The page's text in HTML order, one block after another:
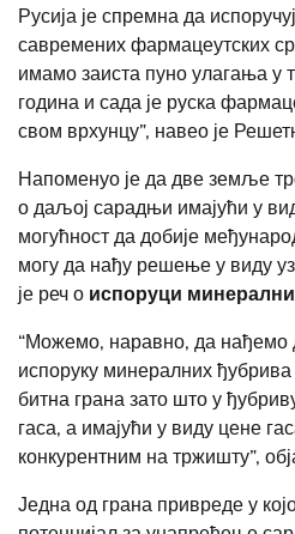
Русија је спремна да
савремених фармацеутских
имамо заиста пуно улагања у
година и сада је руска
свом врхунцу”, навео је
Напоменуо је да две земље
о даљој сарадњи имајући у
могућност да добије
могу да нађу решење у виду
је реч о испоруци
“Можемо, наравно, да нађемо
испоруку минералних ђубрива
битна грана зато што у
гаса, а имајући у виду цене
конкурентним на тржишту”,
Једна од грана привреде у